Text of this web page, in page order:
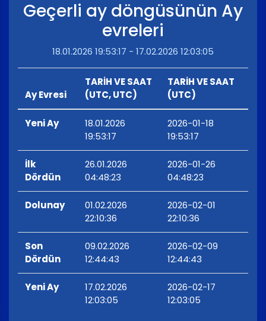
Geçerli ay döngüsünün Ay
evreleri
18.01.2026 19:53:17 - 17.02.2026 12:03:05
Ay Evresi
TARİH VE SAAT
(UTC, UTC)
TARİH VE SAAT
(UTC)
Yeni Ay
18.01.2026
19:53:17
2026-01-18
19:53:17
İlk
Dördün
26.01.2026
04:48:23
2026-01-26
04:48:23
Dolunay
01.02.2026
22:10:36
2026-02-01
22:10:36
Son
Dördün
09.02.2026
12:44:43
2026-02-09
12:44:43
Yeni Ay
17.02.2026
12:03:05
2026-02-17
12:03:05